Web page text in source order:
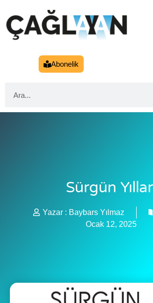
Abonelik
Sürgün
Yazar : Baybars Yılmaz
Ocak 12, 2025